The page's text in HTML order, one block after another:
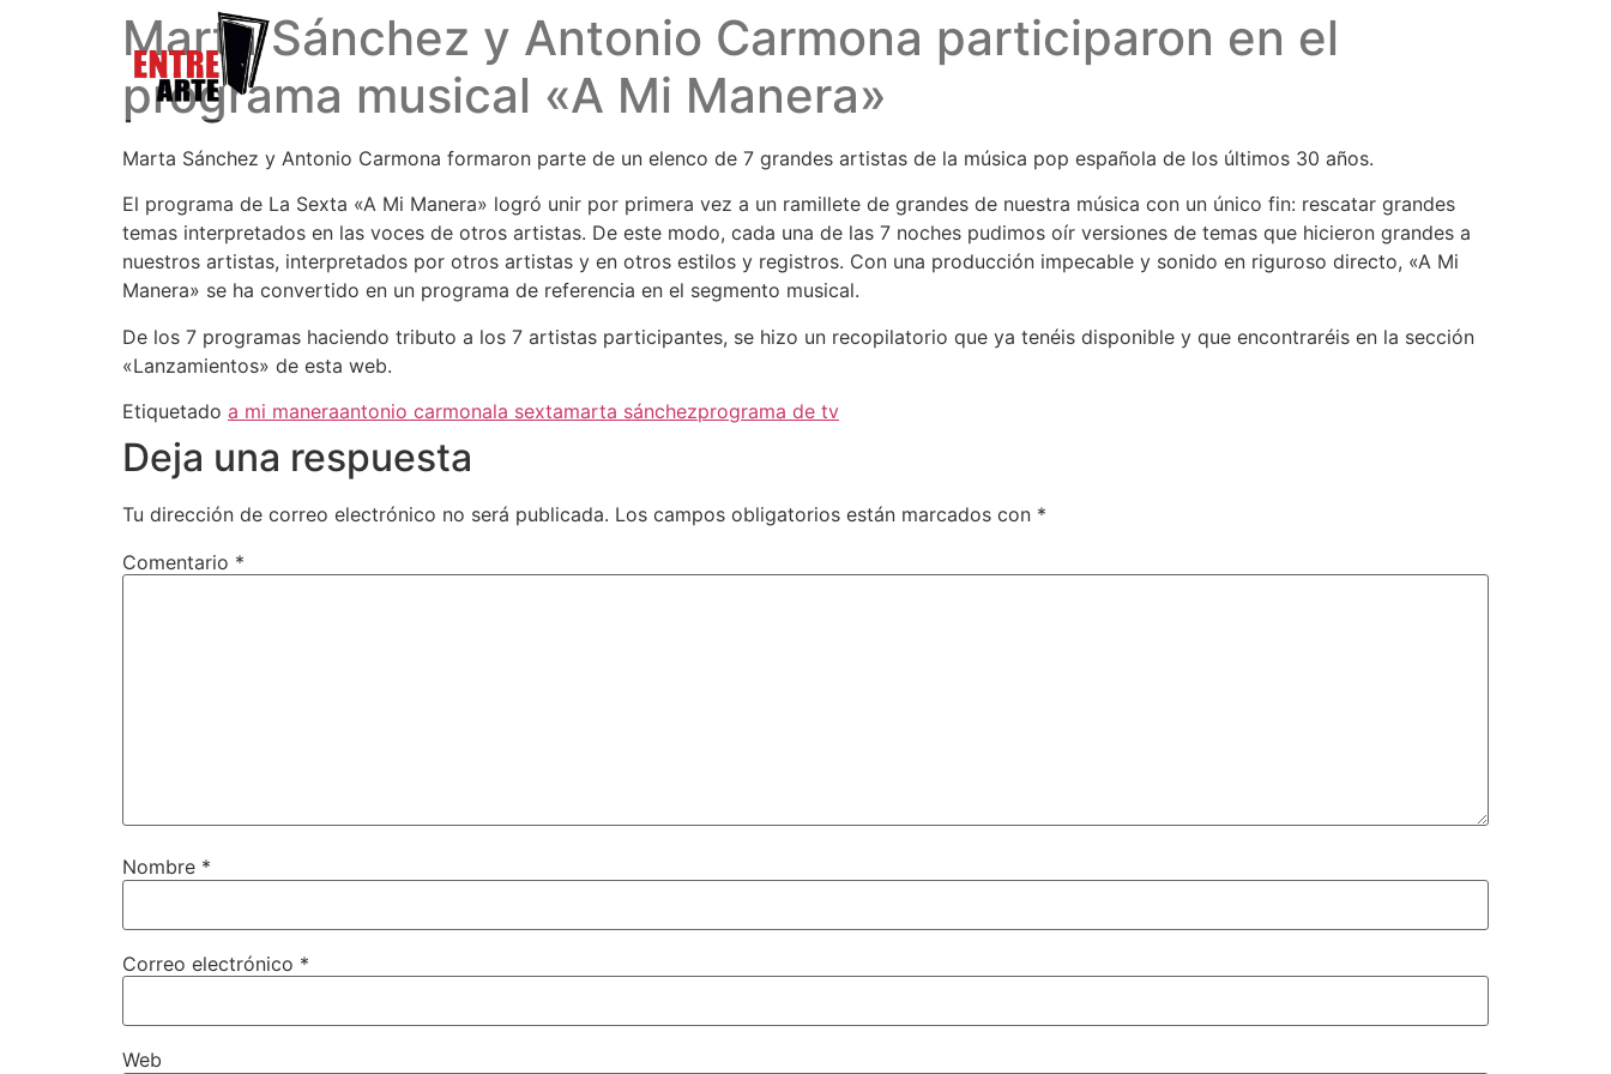
Marta Sánchez y Antonio Carmona participaron en el
programa musical «A Mi Manera»
Marta Sánchez y Antonio Carmona formaron parte de un elenco de 7 grandes artistas de la música pop española de los últimos 30 años.
El programa de La Sexta «A Mi Manera» logró unir por primera vez a un ramillete de grandes de nuestra música con un único fin: rescatar grandes
temas interpretados en las voces de otros artistas. De este modo, cada una de las 7 noches pudimos oír versiones de temas que hicieron grandes a
nuestros artistas, interpretados por otros artistas y en otros estilos y registros. Con una producción impecable y sonido en riguroso directo, «A Mi
Manera» se ha convertido en un programa de referencia en el segmento musical.
De los 7 programas haciendo tributo a los 7 artistas participantes, se hizo un recopilatorio que ya tenéis disponible y que encontraréis en la sección
«Lanzamientos» de esta web.
Etiquetado a mi maneraantonio carmonala sextamarta sánchezprograma de tv
Deja una respuesta
Tu dirección de correo electrónico no será publicada. Los campos obligatorios están marcados con *
Comentario *
Nombre *
Correo electrónico *
Web